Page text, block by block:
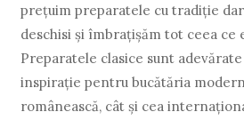
preţuim preparatele cu tradiţie
deschisi și îmbraţișăm tot ceea ce
Preparatele clasice sunt adevărate
inspiraţie pentru bucătăria
românească, cât și cea